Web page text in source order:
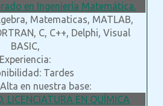
en Ingeniería Matemática.
Matematicas, MATLAB,
C, C++, Delphi, Visual
BASIC,
Experiencia:
Tardes
en nuestra base:
LICENCIATURA EN QUÍMICA